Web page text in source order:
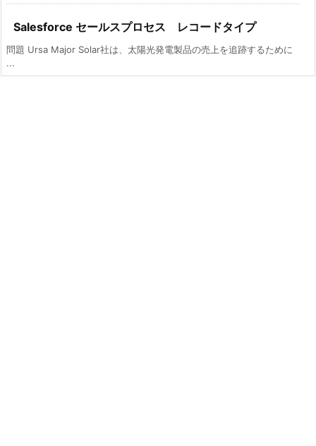
Salesforce セールスプロセス レコードタイプ
問題 Ursa Major Solar社は、太陽光発電製品の売上を追跡するために
...